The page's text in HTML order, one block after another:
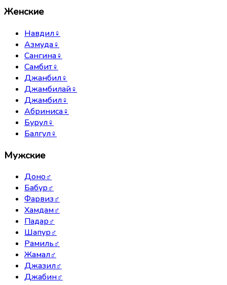
Женские
Навдил♀
Азмуда♀
Сангина♀
Самбит♀
Джанбил♀
Джамбилай♀
Джамбил♀
Абриниса♀
Бурул♀
Балгул♀
Мужские
Доно♂
Бабур♂
Фарвиз♂
Хамдам♂
Падар♂
Шапур♂
Рамиль♂
Жамал♂
Джазил♂
Джабин♂